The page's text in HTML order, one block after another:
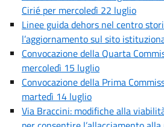
Cirié per mercoledì 22 luglio
Linee guida dehors nel centro
l’aggiornamento sul sito
Convocazione della Quarta
mercoledì 15 luglio
Convocazione della Prima
martedì 14 luglio
Via Braccini: modifiche alla